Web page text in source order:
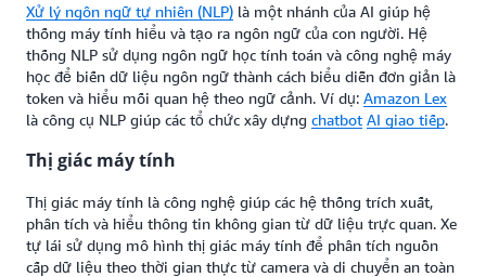
Xử lý ngôn ngữ tự nhiên (NLP) là một nhánh của AI giúp hệ
thống máy tính hiểu và tạo ra ngôn ngữ của con người. Hệ
thống NLP sử dụng ngôn ngữ học tính toán và công nghệ máy
học để biến dữ liệu ngôn ngữ thành cách biểu diễn đơn giản là
token và hiểu mối quan hệ theo ngữ cảnh. Ví dụ: Amazon Lex
là công cụ NLP giúp các tổ chức xây dựng chatbot AI giao tiếp.
Thị giác máy tính
Thị giác máy tính là công nghệ giúp các hệ thống trích xuất,
phân tích và hiểu thông tin không gian từ dữ liệu trực quan. Xe
tự lái sử dụng mô hình thị giác máy tính để phân tích nguồn
cấp dữ liệu theo thời gian thực từ camera và di chuyển an toàn